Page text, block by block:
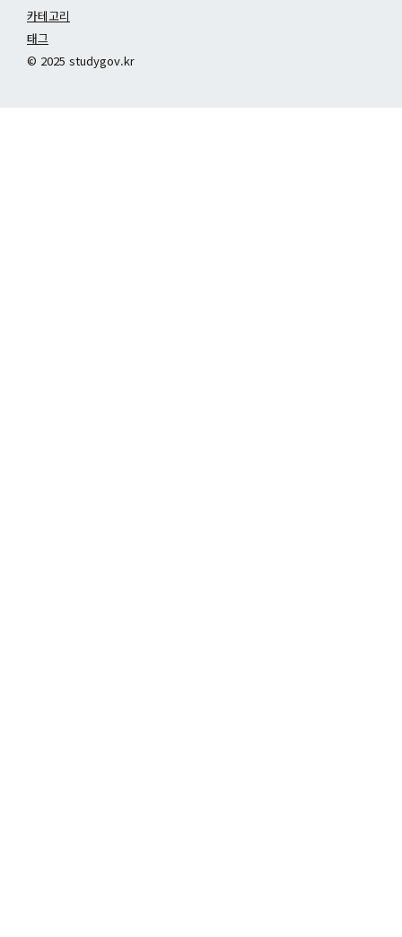
카테고리
태그
© 2025 studygov.kr